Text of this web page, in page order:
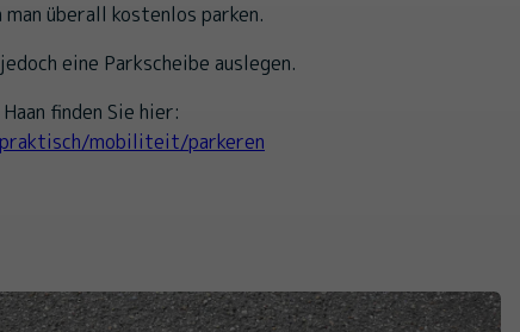
man überall kostenlos parken.
eine Parkscheibe auslegen.
finden Sie hier:
mobiliteit/parkeren